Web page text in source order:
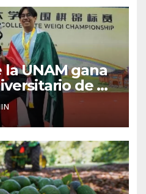
UNAM gana
de Go